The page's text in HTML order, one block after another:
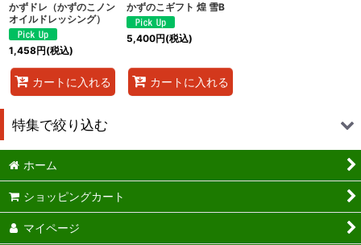
かずドレ（かずのこノン
オイルドレッシング）
1,458円(税込)
カートに入れる
かずのこギフト 煌 雪B
5,400円(税込)
カートに入れる
特集で絞り込む
送料込み
珍味かずのこ
かずのこワイン醤油
ホーム
ショッピングカート
マイページ